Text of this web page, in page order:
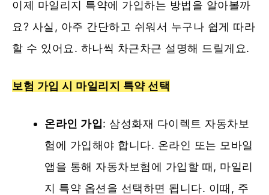
이제 마일리지 특약에 가입하는 방법을 알아볼까
요? 사실, 아주 간단하고 쉬워서 누구나 쉽게 따라
할 수 있어요. 하나씩 차근차근 설명해 드릴게요.
보험 가입 시 마일리지 특약 선택
온라인 가입: 삼성화재 다이렉트 자동차보
험에 가입해야 합니다. 온라인 또는 모바일
앱을 통해 자동차보험에 가입할 때, 마일리
지 특약 옵션을 선택하면 됩니다. 이때, 주